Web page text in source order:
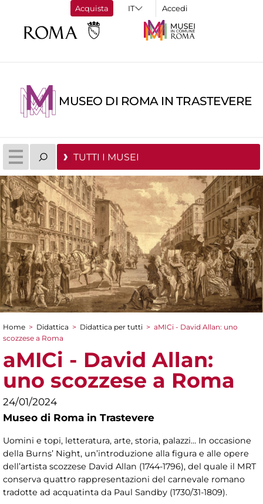
Acquista Accedi
MUSEO DI ROMA IN TRASTEVERE
TUTTI I MUSEI
Tu sei qui
Home > Didattica > Didattica per tutti > aMICi - David Allan: uno
scozzese a Roma
aMICi - David Allan:
uno scozzese a Roma
24/01/2024
Museo di Roma in Trastevere
Uomini e topi, letteratura, arte, storia, palazzi… In occasione
della Burns’ Night, un’introduzione alla figura e alle opere
dell’artista scozzese David Allan (1744-1796), del quale il MRT
conserva quattro rappresentazioni del carnevale romano
tradotte ad acquatinta da Paul Sandby (1730/31-1809).